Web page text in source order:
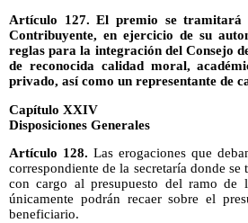
Artículo 127. El premio se tramitará
Contribuyente, en ejercicio de su
reglas para la integración del Consejo
de reconocida calidad moral,
privado, así como un representante de
Capítulo XXIV
Disposiciones Generales
Artículo 128.Las erogaciones que
correspondiente de la secretaría donde
con cargo al presupuesto del ramo de
únicamente podrán recaer sobre el
beneficiario.